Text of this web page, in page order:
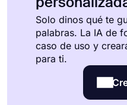
Solo dinos qué te
palabras. La IA de
caso de uso y
para ti.